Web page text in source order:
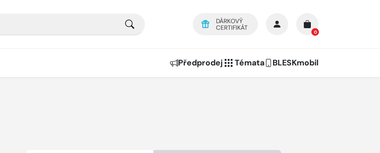
DÁRKOVÝ
CERTIFIKÁT
0
Předprodej Témata BLESKmobil